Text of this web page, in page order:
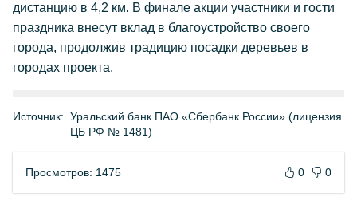
дистанцию в 4,2 км. В финале акции участники и гости
праздника внесут вклад в благоустройство своего
города, продолжив традицию посадки деревьев в
городах проекта.
Источник: Уральский банк ПАО «Сбербанк России» (лицензия
ЦБ РФ № 1481)
Просмотров: 1475 0 0